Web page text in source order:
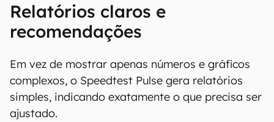
Relatórios claros e
recomendações
Em vez de mostrar apenas números e gráficos
complexos, o Speedtest Pulse gera relatórios
simples, indicando exatamente o que precisa ser
ajustado.